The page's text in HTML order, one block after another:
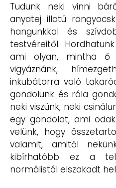
Tudunk neki vinni
anyatej illatú
hangunkkal és
testvéreitől.
ami olyan, mintha ő
vigyáznánk,
inkubátorra való
gondolunk és róla
neki viszünk, neki
egy gondolat, ami
velünk, hogy
valamit, amitől
kibírhatóbb ez a
normálistól elszakadt